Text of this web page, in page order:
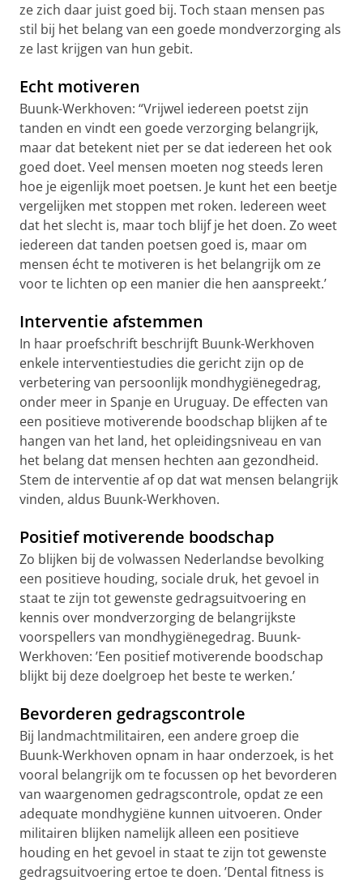
ze zich daar juist goed bij. Toch staan mensen pas
stil bij het belang van een goede mondverzorging als
ze last krijgen van hun gebit.
Echt motiveren
Buunk-Werkhoven: “Vrijwel iedereen poetst zijn
tanden en vindt een goede verzorging belangrijk,
maar dat betekent niet per se dat iedereen het ook
goed doet. Veel mensen moeten nog steeds leren
hoe je eigenlijk moet poetsen. Je kunt het een beetje
vergelijken met stoppen met roken. Iedereen weet
dat het slecht is, maar toch blijf je het doen. Zo weet
iedereen dat tanden poetsen goed is, maar om
mensen écht te motiveren is het belangrijk om ze
voor te lichten op een manier die hen aanspreekt.’
Interventie afstemmen
In haar proefschrift beschrijft Buunk-Werkhoven
enkele interventiestudies die gericht zijn op de
verbetering van persoonlijk mondhygiënegedrag,
onder meer in Spanje en Uruguay. De effecten van
een positieve motiverende boodschap blijken af te
hangen van het land, het opleidingsniveau en van
het belang dat mensen hechten aan gezondheid.
Stem de interventie af op dat wat mensen belangrijk
vinden, aldus Buunk-Werkhoven.
Positief motiverende boodschap
Zo blijken bij de volwassen Nederlandse bevolking
een positieve houding, sociale druk, het gevoel in
staat te zijn tot gewenste gedragsuitvoering en
kennis over mondverzorging de belangrijkste
voorspellers van mondhygiënegedrag. Buunk-
Werkhoven: ’Een positief motiverende boodschap
blijkt bij deze doelgroep het beste te werken.’
Bevorderen gedragscontrole
Bij landmachtmilitairen, een andere groep die
Buunk-Werkhoven opnam in haar onderzoek, is het
vooral belangrijk om te focussen op het bevorderen
van waargenomen gedragscontrole, opdat ze een
adequate mondhygiëne kunnen uitvoeren. Onder
militairen blijken namelijk alleen een positieve
houding en het gevoel in staat te zijn tot gewenste
gedragsuitvoering ertoe te doen. ’Dental fitness is